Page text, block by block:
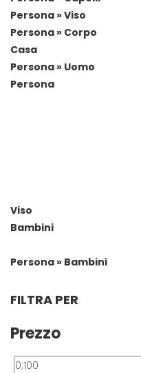
Persona » Viso
Persona » Corpo
Casa
Persona » Uomo
Persona
Viso
Bambini
Persona » Bambini
FILTRA PER
Prezzo